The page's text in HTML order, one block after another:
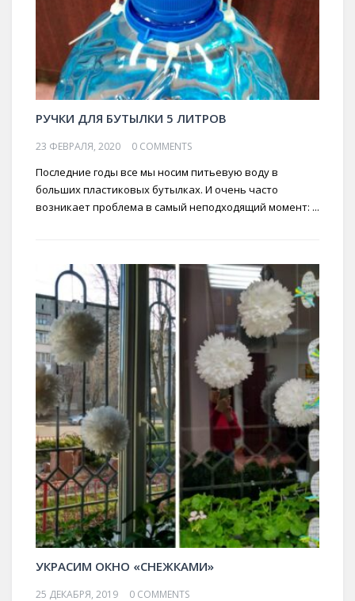
РУЧКИ ДЛЯ БУТЫЛКИ 5 ЛИТРОВ
23 ФЕВРАЛЯ, 2020 0 COMMENTS
Последние годы все мы носим питьевую воду в
больших пластиковых бутылках. И очень часто
возникает проблема в самый неподходящий момент: ...
УКРАСИМ ОКНО «СНЕЖКАМИ»
25 ДЕКАБРЯ, 2019 0 COMMENTS